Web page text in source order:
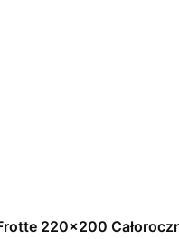
220x200